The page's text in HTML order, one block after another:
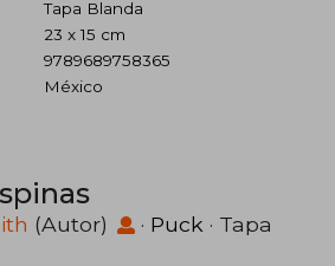
Tapa Blanda
23 x 15 cm
9789689758365
México
(Autor) · Puck · Tapa